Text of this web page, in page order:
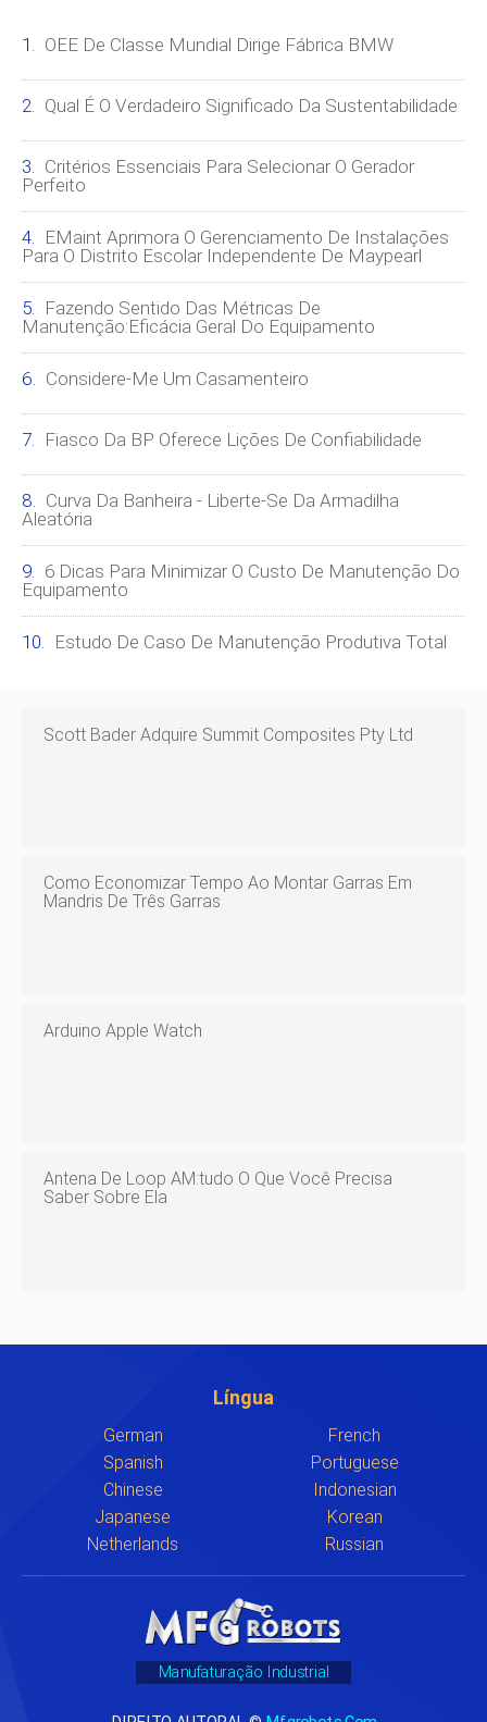
OEE De Classe Mundial Dirige Fábrica BMW
Qual É O Verdadeiro Significado Da Sustentabilidade
Critérios Essenciais Para Selecionar O Gerador
Perfeito
EMaint Aprimora O Gerenciamento De Instalações
Para O Distrito Escolar Independente De Maypearl
Fazendo Sentido Das Métricas De
Manutenção:Eficácia Geral Do Equipamento
Considere-Me Um Casamenteiro
Fiasco Da BP Oferece Lições De Confiabilidade
Curva Da Banheira - Liberte-Se Da Armadilha
Aleatória
6 Dicas Para Minimizar O Custo De Manutenção Do
Equipamento
Estudo De Caso De Manutenção Produtiva Total
Scott Bader Adquire Summit Composites Pty Ltd
Como Economizar Tempo Ao Montar Garras Em
Mandris De Três Garras
Arduino Apple Watch
Antena De Loop AM:tudo O Que Você Precisa
Saber Sobre Ela
Língua
German
French
Spanish
Portuguese
Chinese
Indonesian
Japanese
Korean
Netherlands
Russian
Manufaturação Industrial